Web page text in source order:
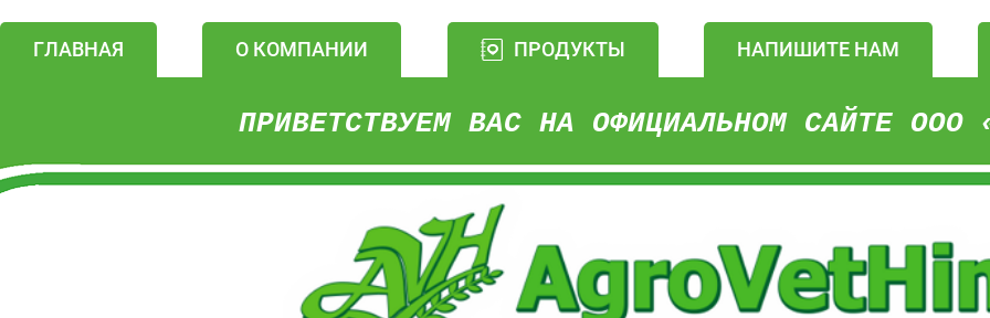
ГЛАВНАЯ О КОМПАНИИ ПРОДУКТЫ НАПИШИТЕ НАМ
ПРИВЕТСТВУЕМ ВАС НА ОФИЦИАЛЬНОМ САЙТЕ ООО